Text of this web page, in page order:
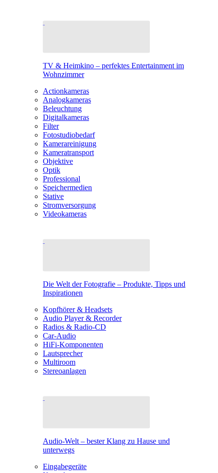
TV & Heimkino – perfektes Entertainment im
Wohnzimmer
Actionkameras
Analogkameras
Beleuchtung
Digitalkameras
Filter
Fotostudiobedarf
Kamerareinigung
Kameratransport
Objektive
Optik
Professional
Speichermedien
Stative
Stromversorgung
Videokameras
Die Welt der Fotografie – Produkte, Tipps und
Inspirationen
Kopfhörer & Headsets
Audio Player & Recorder
Radios & Radio-CD
Car-Audio
HiFi-Komponenten
Lautsprecher
Multiroom
Stereoanlagen
Audio-Welt – bester Klang zu Hause und
unterwegs
Eingabegeräte